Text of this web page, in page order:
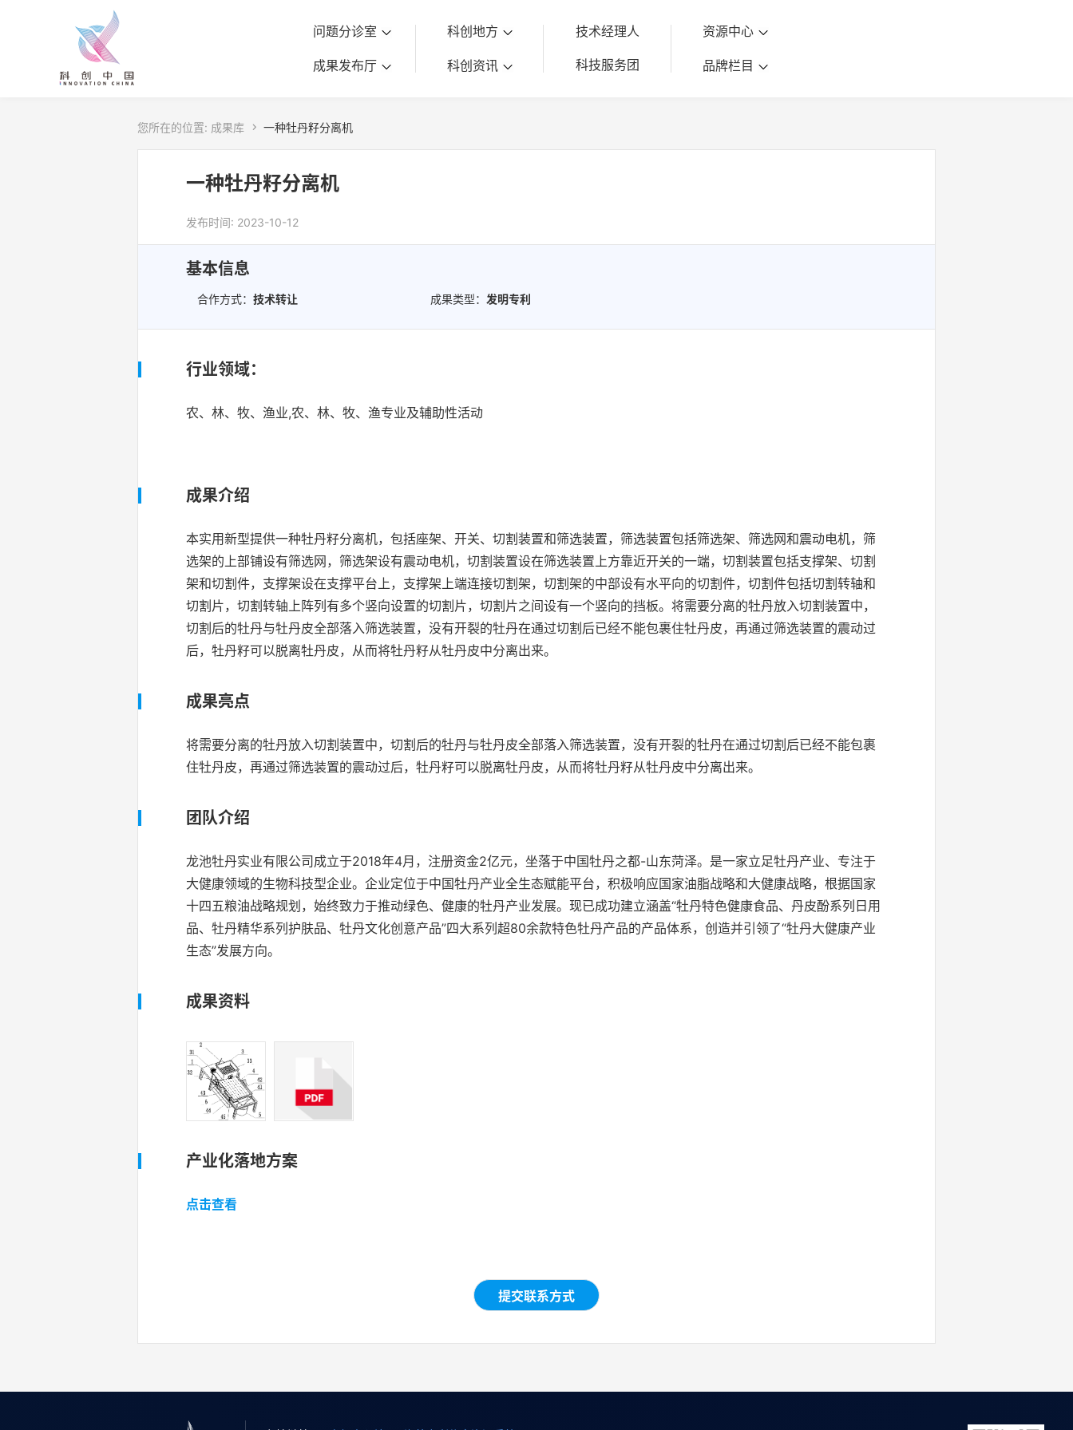
问题分诊室
成果发布厅
科创地方
科创资讯
技术经理人
科技服务团
资源中心
品牌栏目
您所在的位置: 成果库  一种牡丹籽分离机
一种牡丹籽分离机
发布时间: 2023-10-12
基本信息
合作方式： 技术转让 成果类型： 发明专利
行业领域：
农、林、牧、渔业,农、林、牧、渔专业及辅助性活动
成果介绍
本实用新型提供一种牡丹籽分离机，包括座架、开关、切割装置和筛选装置，筛选装置包括筛选架、筛选网和震动电机，筛
选架的上部铺设有筛选网，筛选架设有震动电机，切割装置设在筛选装置上方靠近开关的一端，切割装置包括支撑架、切割
架和切割件，支撑架设在支撑平台上，支撑架上端连接切割架，切割架的中部设有水平向的切割件，切割件包括切割转轴和
切割片，切割转轴上阵列有多个竖向设置的切割片，切割片之间设有一个竖向的挡板。将需要分离的牡丹放入切割装置中，
切割后的牡丹与牡丹皮全部落入筛选装置，没有开裂的牡丹在通过切割后已经不能包裹住牡丹皮，再通过筛选装置的震动过
后，牡丹籽可以脱离牡丹皮，从而将牡丹籽从牡丹皮中分离出来。
成果亮点
将需要分离的牡丹放入切割装置中，切割后的牡丹与牡丹皮全部落入筛选装置，没有开裂的牡丹在通过切割后已经不能包裹
住牡丹皮，再通过筛选装置的震动过后，牡丹籽可以脱离牡丹皮，从而将牡丹籽从牡丹皮中分离出来。
团队介绍
龙池牡丹实业有限公司成立于2018年4月，注册资金2亿元，坐落于中国牡丹之都-山东菏泽。是一家立足牡丹产业、专注于
大健康领域的生物科技型企业。企业定位于中国牡丹产业全生态赋能平台，积极响应国家油脂战略和大健康战略，根据国家
十四五粮油战略规划，始终致力于推动绿色、健康的牡丹产业发展。现已成功建立涵盖“牡丹特色健康食品、丹皮酚系列日用
品、牡丹精华系列护肤品、牡丹文化创意产品”四大系列超80余款特色牡丹产品的产品体系，创造并引领了“牡丹大健康产业
生态”发展方向。
成果资料
产业化落地方案
点击查看
提交联系方式